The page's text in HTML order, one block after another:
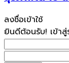
ลงชื่อเข้าใช้
ยินดีต้อนรับ! เข้า